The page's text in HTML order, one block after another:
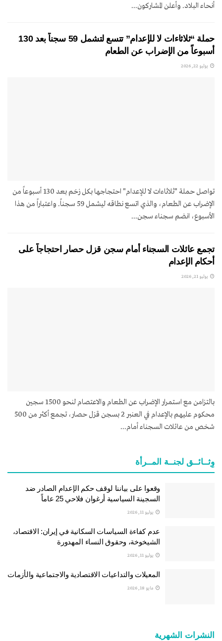
أنحاء البلاد. وأعلن المشاركون...
حملة “ثلاثاءات لا للإعدام” تتسع لتشمل 59 سجناً بعد 130
أسبوعاً من الإضراب عن الطعام
يوليو 22, 2026
تواصل حملة "ثلاثاءات لا للإعدام" احتجاجها بكل زخم بعد 130 أسبوعاً من
الإضراب عن الطعام، والذي اتسع نطاقه ليشمل 59 سجناً. واعتباراً من هذا
الأسبوع، انضم سجناء سجن...
تجمع عائلات السجناء أمام سجن قزل حصار احتجاجاً على
أحكام الإعدام
يوليو 21, 2026
بالتزامن مع استمرار الإضراب عن الطعام والاعتصام لنحو 1500 سجين
محكوم عليهم بالإعدام في العنبر 2 بسجن قزل حصار، تجمع أكثر من 500
شخص من عائلات السجناء أمام...
وِثــائــق لجنــة المــرأة
وقعوا على بياننا لوقف حكم الإعدام الصادر ضد
السجينة السياسية أرغوان فلاحي 25 عاماً
يوليو 11, 2026
عدم كفاءة السياسات السكانية في إيران: الاقتصاد،
الشيخوخة، وحقوق النساء المهدورة
يوليو 11, 2026
المعيلات والتداعيات الاقتصادية والاجتماعية والأزمات
مايو 18, 2026
النشرات الشهریة